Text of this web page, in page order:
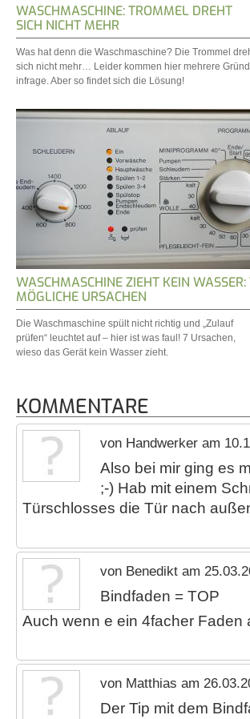
WASCHMASCHINE: TROMMEL DREHT
SICH NICHT MEHR
Was hat denn die Waschmaschine? Die Trommel
sich nicht mehr… Leider kommen hier mehrere
infrage. Aber so findet sich die Lösung!
WASCHMASCHINE ZIEHT KEIN WASSER:
MÖGLICHE URSACHEN
Die Waschmaschine spült nicht richtig und „Zulauf
prüfen“ leuchtet auf – hier ist was faul! 7 Ursachen,
wieso das Gerät kein Wasser zieht.
KOMMENTARE
von Handwerker am
Also bei mir ging es
;-) Hab mit einem
Türschlosses die Tür nach
von Benedikt am
Bindfaden = TOP
Auch wenn e ein 4facher Faden
von Matthias am
Der Tip mit dem